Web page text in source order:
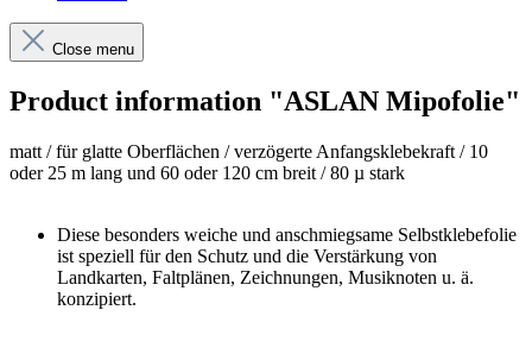
Close menu
Product information "ASLAN Mipofolie"
matt / für glatte Oberflächen / verzögerte Anfangsklebekraft / 10
oder 25 m lang und 60 oder 120 cm breit / 80 µ stark
Diese besonders weiche und anschmiegsame Selbstklebefolie
ist speziell für den Schutz und die Verstärkung von
Landkarten, Faltplänen, Zeichnungen, Musiknoten u. ä.
konzipiert.